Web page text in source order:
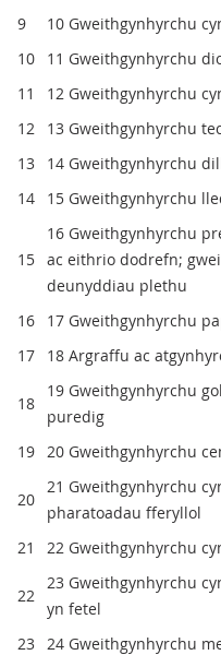
9
10 Gweithgynhyrchu
10
11 Gweithgynhyrchu
11
12 Gweithgynhyrchu
12
13 Gweithgynhyrchu
13
14 Gweithgynhyrchu
14
15 Gweithgynhyrchu
15
16 Gweithgynhyrchu
ac eithrio dodrefn;
deunyddiau plethu
16
17 Gweithgynhyrchu
17
18 Argraffu ac
18
19 Gweithgynhyrchu
puredig
19 20 Gweithgynhyrchu
20
21 Gweithgynhyrchu
pharatoadau fferyllol
21
22 Gweithgynhyrchu
22
23 Gweithgynhyrchu
yn fetel
23 24 Gweithgynhyrchu